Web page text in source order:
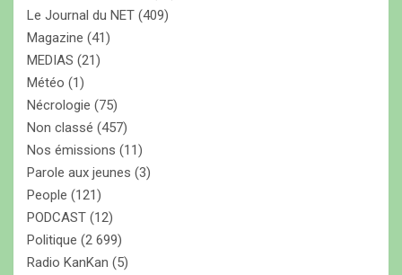
Le Journal du NET (409)
Magazine (41)
MEDIAS (21)
Météo (1)
Nécrologie (75)
Non classé (457)
Nos émissions (11)
Parole aux jeunes (3)
People (121)
PODCAST (12)
Politique (2 699)
Radio KanKan (5)